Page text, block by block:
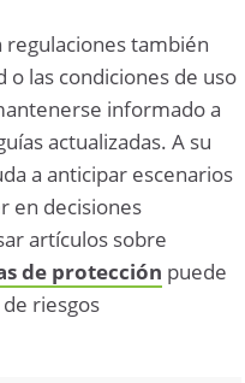
regulaciones también
las condiciones de uso
informado a
actualizadas. A su
a anticipar escenarios
en decisiones
artículos sobre
de protección puede
riesgos